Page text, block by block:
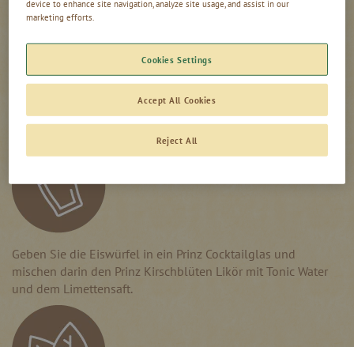
IN 2 EINFACHEN SCHRITTEN
ZUBEREITET:
Geben Sie die Eiswürfel in ein Prinz Cocktailglas und
mischen darin den Prinz Kirschblüten Likör mit Tonic Water
und dem Limettensaft.
device to enhance site navigation, analyze site usage, and assist in our
marketing efforts.
Cookies Settings
Reject All
Accept All Cookies